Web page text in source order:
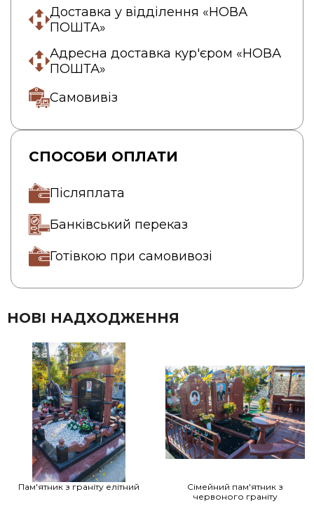
Доставка у відділення «НОВА
ПОШТА»
Адресна доставка кур'єром «НОВА
ПОШТА»
Самовивіз
СПОСОБИ ОПЛАТИ
Післяплата
Банківський переказ
Готівкою при самовивозі
НОВІ НАДХОДЖЕННЯ
Пам'ятник з граніту елітний
Сімейний пам'ятник з
червоного граніту